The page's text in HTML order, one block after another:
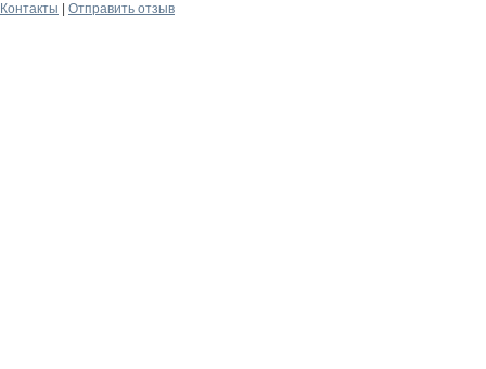
Контакты
Отправить отзыв